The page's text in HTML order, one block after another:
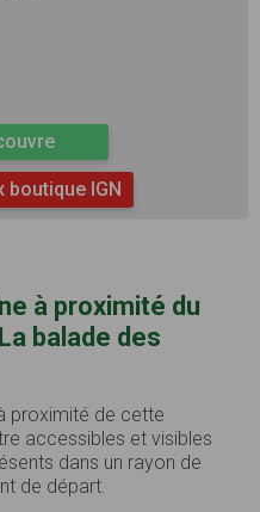
boutique IGN
à proximité du
balade des
proximité de cette
accessibles et visibles
dans un rayon de
de départ.